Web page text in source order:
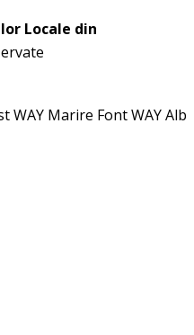
Locale din
WAY Marire Font WAYAlb